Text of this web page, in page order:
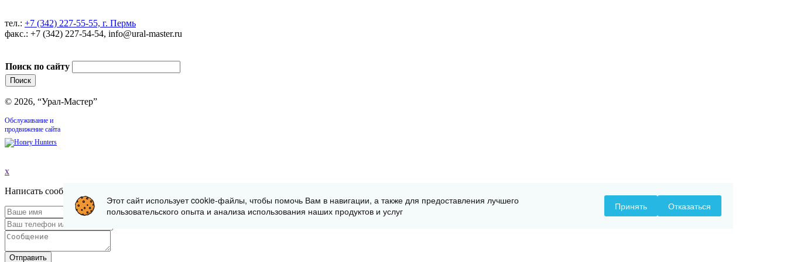
тел.: +7 (342) 227-55-55, г. Пермь
факс.: +7 (342) 227-54-54, info@ural-master.ru
Поиск по сайту
© 2026, “Урал-Мастер”
Обслуживание и
продвижение сайта
x
Написать сообщение
Отправить
Этот сайт использует cookie-файлы, чтобы помочь Вам в навигации, а также для предоставления лучшего
пользовательского опыта и анализа использования наших продуктов и услуг
Принять Отказаться